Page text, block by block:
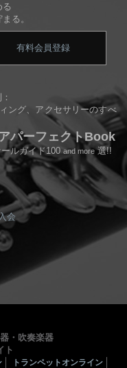
る。
有料会員登録
ング、アクセサリーのすべ
パーフェクトBook
ルガイド100 and more選!!
会
・吹奏楽器
ト
トランペットオンライン